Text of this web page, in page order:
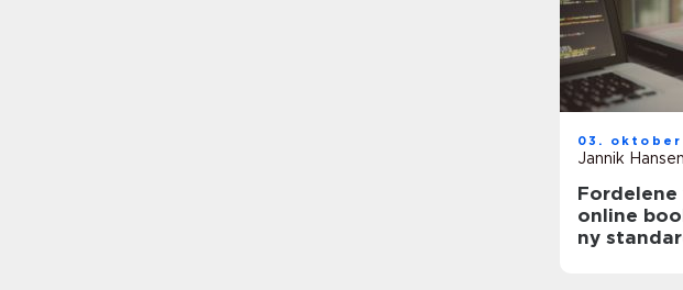
03. oktober
Jannik Hansen
Fordelene
online
ny